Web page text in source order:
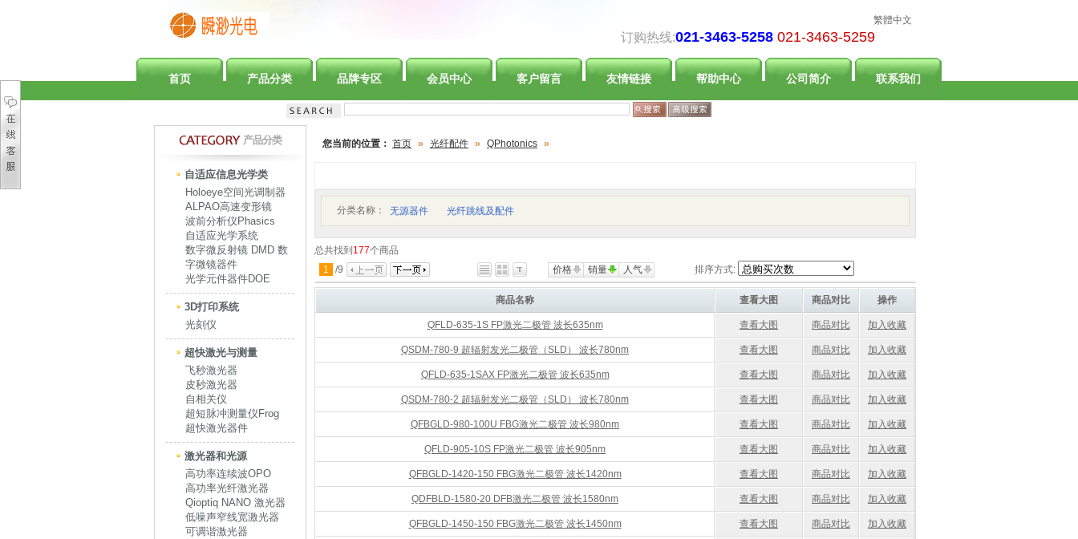
繁體中文
订购热线:021-3463-5258 021-3463-5259
首页 产品分类 品牌专区 会员中心 客户留言 友情链接 帮助中心 公司简介 联系我们
产品分类
自适应信息光学类
Holoeye空间光调制器
ALPAO高速变形镜
波前分析仪Phasics
自适应光学系统
数字微反射镜 DMD 数
字微镜器件
光学元件器件DOE
3D打印系统
光刻仪
超快激光与测量
飞秒激光器
皮秒激光器
自相关仪
超短脉冲测量仪Frog
超快激光器件
激光器和光源
高功率连续波OPO
高功率光纤激光器
Qioptiq NANO 激光器
低噪声窄线宽激光器
可调谐激光器
您当前的位置： 首页 » 光纤配件 » QPhotonics »
分类名称： 无源器件 光纤跳线及配件
总共找到 177个商品
1
/9 价格 销量 人气 排序方式:
商品名称 查看大图 商品对比 操作
QFLD-635-1S FP激光二极管 波长635nm 查看大图 商品对比 加入收藏
QSDM-780-9 超辐射发光二极管（SLD） 波长780nm 查看大图 商品对比 加入收藏
QFLD-635-1SAX FP激光二极管 波长635nm 查看大图 商品对比 加入收藏
QSDM-780-2 超辐射发光二极管（SLD） 波长780nm 查看大图 商品对比 加入收藏
QFBGLD-980-100U FBG激光二极管 波长980nm 查看大图 商品对比 加入收藏
QFLD-905-10S FP激光二极管 波长905nm 查看大图 商品对比 加入收藏
QFBGLD-1420-150 FBG激光二极管 波长1420nm 查看大图 商品对比 加入收藏
QDFBLD-1580-20 DFB激光二极管 波长1580nm 查看大图 商品对比 加入收藏
QFBGLD-1450-150 FBG激光二极管 波长1450nm 查看大图 商品对比 加入收藏